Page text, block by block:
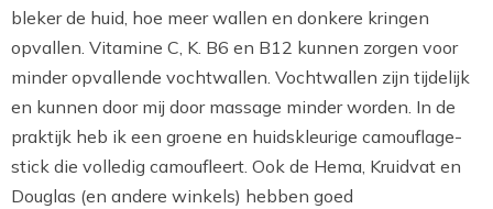
bleker de huid, hoe meer wallen en donkere kringen
opvallen. Vitamine C, K. B6 en B12 kunnen zorgen voor
minder opvallende vochtwallen. Vochtwallen zijn tijdelijk
en kunnen door mij door massage minder worden. In de
praktijk heb ik een groene en huidskleurige camouflage-
stick die volledig camoufleert. Ook de Hema, Kruidvat en
Douglas (en andere winkels) hebben goed